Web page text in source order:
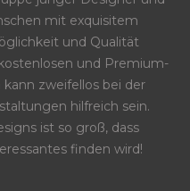
mit exquisitem
und Qualität
und Premium-
zweifellos bei der
hilfreich sein.
ist so groß, dass
finden wird!